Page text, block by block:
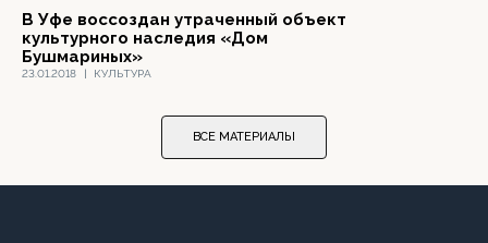
23.01.2018 | КУЛЬТУРА
В Уфе воссоздан утраченный объект
культурного наследия «Дом
Бушмариных»
ВСЕ МАТЕРИАЛЫ